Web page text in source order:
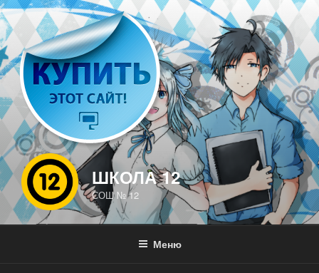
Перейти
к
содержимому
ШКОЛА 12
СОШ № 12
Меню